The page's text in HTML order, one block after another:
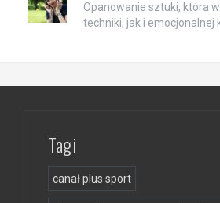
Opanowanie sztuki, która
techniki, jak i emocjonalnej
Tagi
canał plus sport